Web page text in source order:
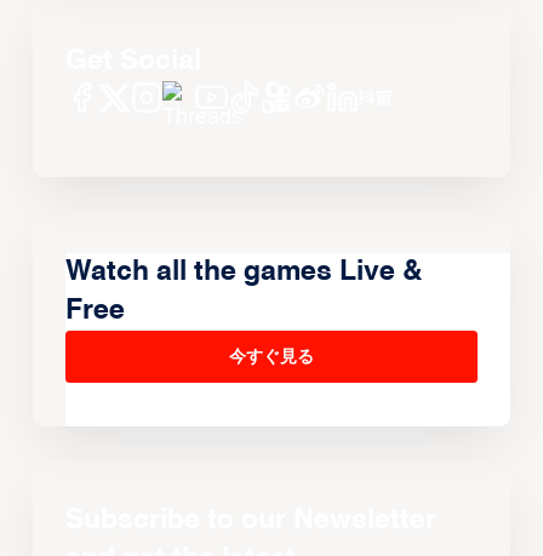
Watch all the games Live &
Free
今すぐ見る